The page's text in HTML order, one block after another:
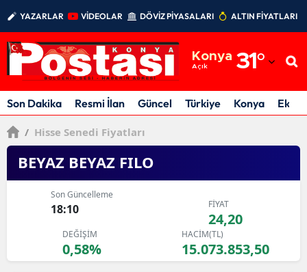
YAZARLAR VİDEOLAR DÖVİZ PİYASALARI ALTIN FİYATLARI
Konya
Açık 31°
Adıyaman
Afyonkarahisar
Ankara
Antalya
Artvin
Aydın
Son Dakika Resmi İlan Güncel Türkiye Konya
/ Hisse Senedi Fiyatları
BEYAZ BEYAZ FILO
Son Güncelleme
18:10 FİYAT
24,20
DEĞİŞİM
0,58%
HACİM(TL)
15.073.853,50